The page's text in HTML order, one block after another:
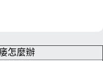
怎麼辦